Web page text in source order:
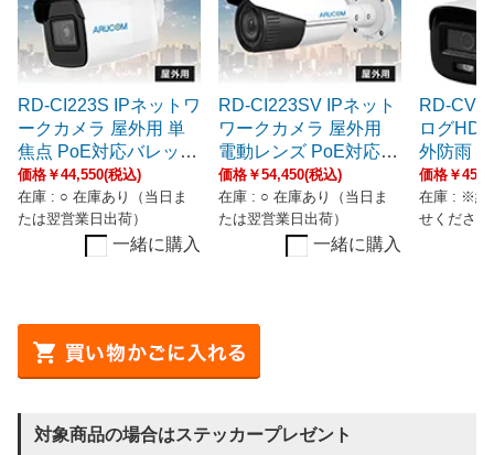
RD-CI223S IPネットワ
ークカメラ 屋外用 単
焦点 PoE対応バレット
型
価格￥44,550(税込)
在庫 : ○ 在庫あり（当日ま
たは翌営業日出荷）
一緒に購入
RD-CI223SV IPネット
ワークカメラ 屋外用
電動レンズ PoE対応バ
レット型
価格￥54,450(税込)
在庫 : ○ 在庫あり（当日ま
たは翌営業日出荷）
一緒に購入
RD-
ログ
外防雨
カメラ
価格￥
在庫 : ※納
せください
対象商品の場合はステッカープレゼント